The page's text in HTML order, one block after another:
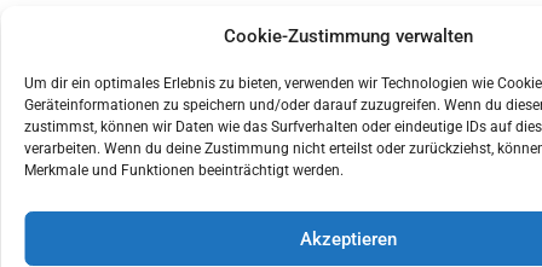
Cookie-Zustimmung verwalten
Um dir ein optimales Erlebnis zu bieten, verwenden wir Technologien wie
Geräteinformationen zu speichern und/oder darauf zuzugreifen. Wenn du
zustimmst, können wir Daten wie das Surfverhalten oder eindeutige IDs auf
verarbeiten. Wenn du deine Zustimmung nicht erteilst oder zurückziehst,
Merkmale und Funktionen beeinträchtigt werden.
Akzeptieren